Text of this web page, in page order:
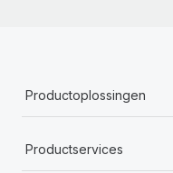
Productoplossingen
Productservices